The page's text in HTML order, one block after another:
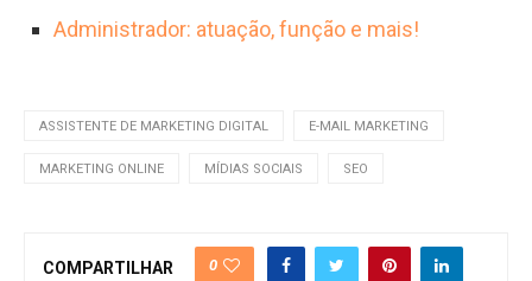
Administrador: atuação, função e mais!
ASSISTENTE DE MARKETING DIGITAL E-MAIL MARKETING
MARKETING ONLINE MÍDIAS SOCIAIS SEO
COMPARTILHAR 0